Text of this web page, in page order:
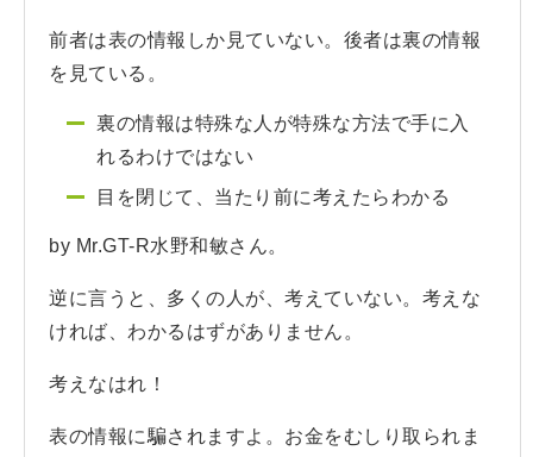
前者は表の情報しか見ていない。後者は裏の情報
を見ている。
裏の情報は特殊な人が特殊な方法で手に入
れるわけではない
目を閉じて、当たり前に考えたらわかる
by Mr.GT-R水野和敏さん。
逆に言うと、多くの人が、考えていない。考えな
ければ、わかるはずがありません。
考えなはれ！
表の情報に騙されますよ。お金をむしり取られま